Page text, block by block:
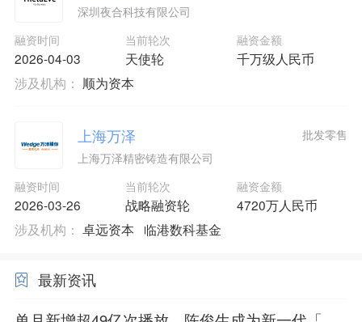
深圳夜合科技有限公司
融资时间
2026-04-03
当前轮次
天使轮
融资金额
千万级人民币
涉及机构： 顺为资本
上海万泽
上海万泽精密铸造有限公司
融资时间
2026-03-26
当前轮次
战略融资轮
融资金额
4720万人民币
批发零售
涉及机构： 卓远资本 临港数科基金
最新资讯